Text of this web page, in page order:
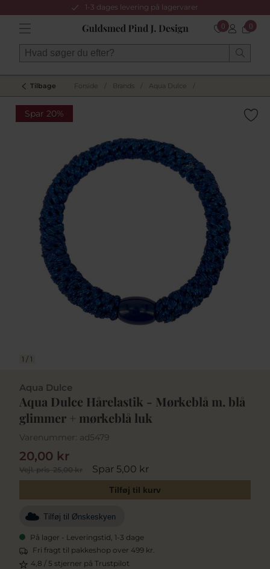
1-3 dages levering på lagervarer
0 0
Tilbage Forside Brands Aqua Dulce
Spar 20%
1 / 1
Aqua Dulce
Aqua Dulce Hårelastik - Mørkeblå m. blå
glimmer + mørkeblå luk
Varenummer: ad5479
Vejl. pris25,00 kr Spar 5,00 kr
20,00 kr
Tilføj til kurv
Tilføj til Ønskeskyen
På lager - Leveringstid, 1-3 dage
Fri fragt til pakkeshop over 499 kr.
4,8 / 5 stjerner på Trustpilot